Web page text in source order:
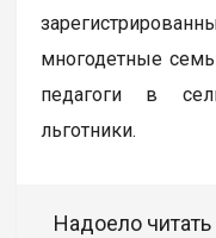
многодетные
педагоги в
льготники.
Надоело